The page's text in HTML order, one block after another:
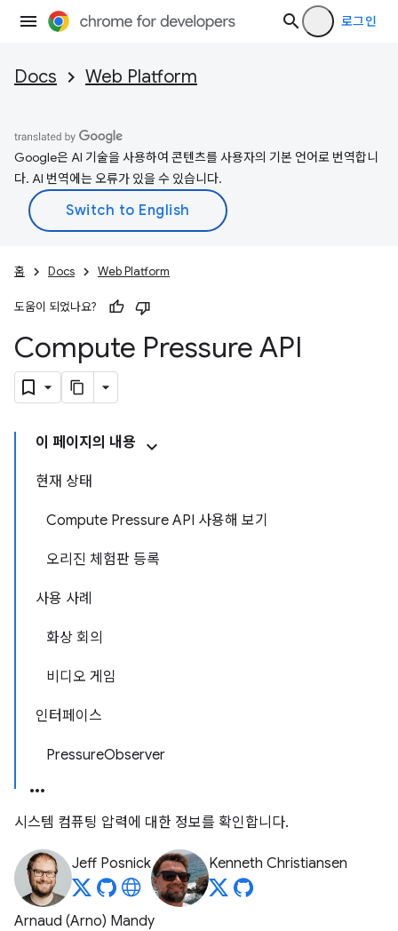
로그인
Docs Web Platform
Google은 AI 기술을 사용하여 콘텐츠를 사용자의 기본 언어로 번역합니
다. AI 번역에는 오류가 있을 수 있습니다.
홈 Docs Web Platform
도움이 되었나요?
Compute Pressure API
이 페이지의 내용
현재 상태
Compute Pressure API 사용해 보기
오리진 체험판 등록
사용 사례
화상 회의
비디오 게임
인터페이스
PressureObserver
시스템 컴퓨팅 압력에 대한 정보를 확인합니다.
Jeff Posnick Kenneth Christiansen
Arnaud (Arno) Mandy